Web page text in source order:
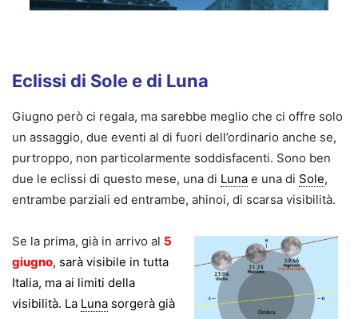
Eclissi di Sole e di Luna
Giugno però ci regala, ma sarebbe meglio che ci offre solo
un assaggio, due eventi al di fuori dell’ordinario anche se,
purtroppo, non particolarmente soddisfacenti. Sono ben
due le eclissi di questo mese, una di Luna e una di Sole,
entrambe parziali ed entrambe, ahinoi, di scarsa visibilità.
Se la prima, già in arrivo al 5
giugno, sarà visibile in tutta
Italia, ma ai limiti della
visibilità. La Luna sorgerà già